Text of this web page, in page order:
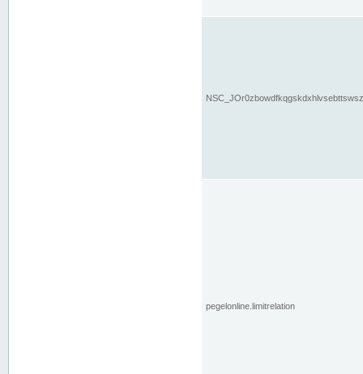
pegelonline.limitrelation